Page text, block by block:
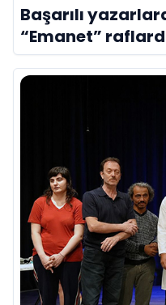
Başarılı
“Emanet”